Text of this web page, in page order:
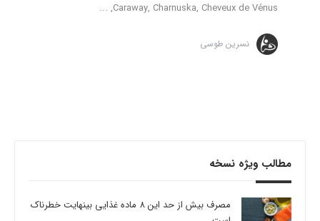
Caraway, Charnuska, Cheveux de Vénus, ...
نسرین طوسی
مطالب ویژه نسخه
مصرف بیش از حد این 8 ماده غذایی بینهایت خطرناک